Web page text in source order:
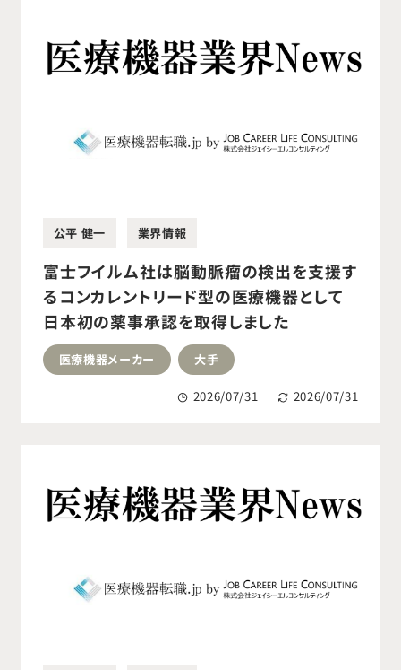
公平 健一 業界情報
富士フイルム社は脳動脈瘤の検出を支援す
るコンカレントリード型の医療機器として
日本初の薬事承認を取得しました
医療機器メーカー 大手
2026/07/31 2026/07/31